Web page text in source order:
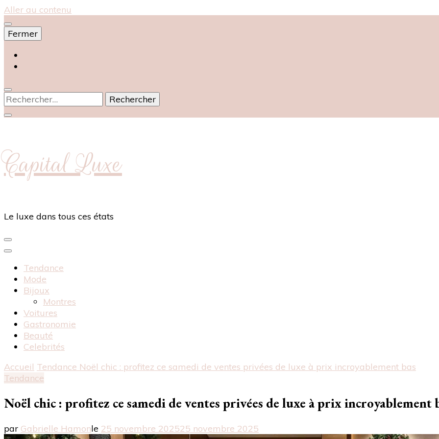
Aller au contenu
Fermer
Rechercher :
Capital Luxe
Le luxe dans tous ces états
Tendance
Mode
Bijoux
Montres
Voitures
Gastronomie
Beauté
Celebrités
Accueil Tendance Noël chic : profitez ce samedi de ventes privées de luxe à prix incroyablement bas
Tendance
Noël chic : profitez ce samedi de ventes privées de luxe à prix incroyablement
par Gabrielle Hamonle 25 novembre 202525 novembre 2025